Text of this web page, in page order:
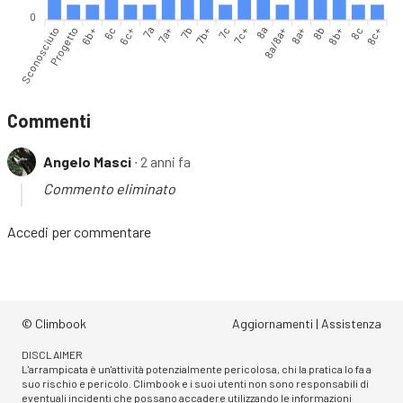
0
SconosciutoProgetto6b+ 6c 6c+ 7a 7a+ 7b 7b+ 7c 7c+ 8a8a/8a+ 8a+ 8b 8b+ 8c 8c+
Commenti
Angelo Masci ∙ 2 anni fa
Commento eliminato
Accedi per commentare
© Climbook Aggiornamenti | Assistenza
DISCLAIMER
L'arrampicata è un'attività potenzialmente pericolosa, chi la pratica lo fa a
suo rischio e pericolo. Climbook e i suoi utenti non sono responsabili di
eventuali incidenti che possano accadere utilizzando le informazioni